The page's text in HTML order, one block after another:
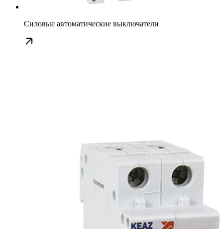
Силовые автоматические выключатели